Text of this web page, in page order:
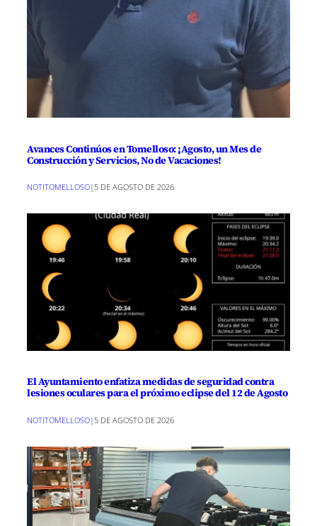
Avances Continúos en Tomelloso: ¡Agosto, un Mes de
Construcción y Servicios, No de Vacaciones!
NOTITOMELLOSO|5 DE AGOSTO DE 2026
El Ayuntamiento enfatiza medidas de seguridad contra
lesiones oculares para el próximo eclipse del 12 de Agosto
NOTITOMELLOSO|5 DE AGOSTO DE 2026